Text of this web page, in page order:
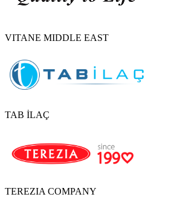
VITANE MIDDLE EAST
TAB İLAÇ
TEREZIA COMPANY